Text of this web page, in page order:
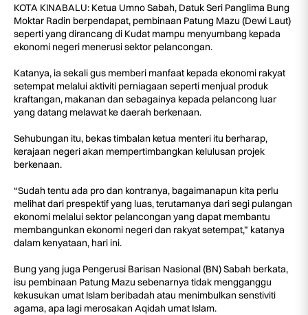
KOTA KINABALU: Ketua Umno Sabah, Datuk Seri Panglima Bung
Moktar Radin berpendapat, pembinaan Patung Mazu (Dewi Laut)
seperti yang dirancang di Kudat mampu menyumbang kepada
ekonomi negeri menerusi sektor pelancongan.
Katanya, ia sekali gus memberi manfaat kepada ekonomi rakyat
setempat melalui aktiviti perniagaan seperti menjual produk
kraftangan, makanan dan sebagainya kepada pelancong luar
yang datang melawat ke daerah berkenaan.
Sehubungan itu, bekas timbalan ketua menteri itu berharap,
kerajaan negeri akan mempertimbangkan kelulusan projek
berkenaan.
“Sudah tentu ada pro dan kontranya, bagaimanapun kita perlu
melihat dari prespektif yang luas, terutamanya dari segi pulangan
ekonomi melalui sektor pelancongan yang dapat membantu
membangunkan ekonomi negeri dan rakyat setempat,” katanya
dalam kenyataan, hari ini.
Bung yang juga Pengerusi Barisan Nasional (BN) Sabah berkata,
isu pembinaan Patung Mazu sebenarnya tidak mengganggu
kekusukan umat Islam beribadah atau menimbulkan senstiviti
agama, apa lagi merosakan Aqidah umat Islam.